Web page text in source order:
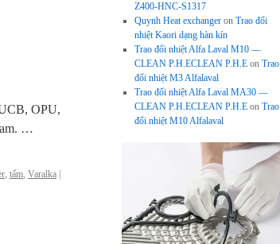
OPU,
…
, tấm, Varalka
Z400-HNC-S1317
Quynh Heat exchangeron Trao đổi
nhiệt Kaori dạng hàn kín
Trao đổi nhiệt Alfa Laval M10 —
CLEAN P.H.ECLEAN P.H.Eon Trao
đổi nhiệt M3 Alfalaval
Trao đổi nhiệt Alfa Laval MA30 —
CLEAN P.H.ECLEAN P.H.Eon Trao
đổi nhiệt M10 Alfalaval